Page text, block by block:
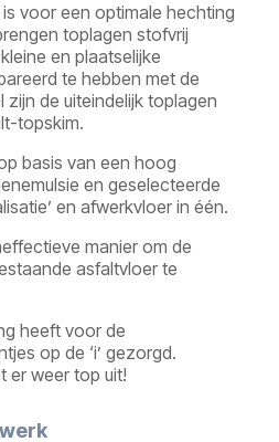
voor een optimale hechting
toplagen stofvrij
en plaatselijke
te hebben met de
de uiteindelijk toplagen
topskim.
basis van een hoog
en geselecteerde
en afwerkvloer in één.
manier om de
asfaltvloer te
heeft voor de
op de ‘i’ gezorgd.
er weer top uit!